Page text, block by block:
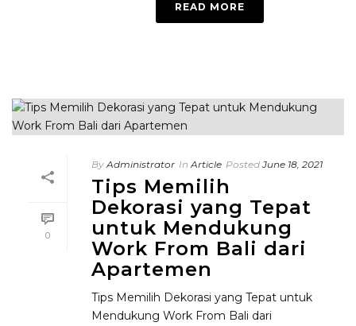
READ MORE
0
By Administrator In Article Posted June 18, 2021
Tips Memilih
Dekorasi yang Tepat
untuk Mendukung
Work From Bali dari
Apartemen
Tips Memilih Dekorasi yang Tepat untuk
Mendukung Work From Bali dari